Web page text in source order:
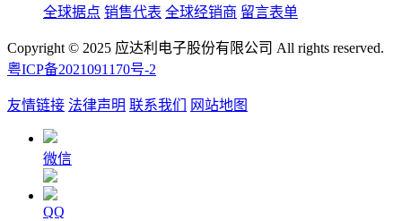
全球据点 销售代表 全球经销商 留言表单
Copyright © 2025 应达利电子股份有限公司 All rights reserved.
粤ICP备2021091170号-2
友情链接 法律声明 联系我们 网站地图
微信
QQ